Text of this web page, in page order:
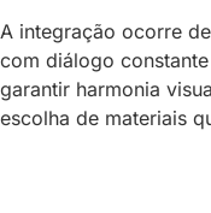
A integração ocorre
com diálogo
garantir harmonia
escolha de materiais